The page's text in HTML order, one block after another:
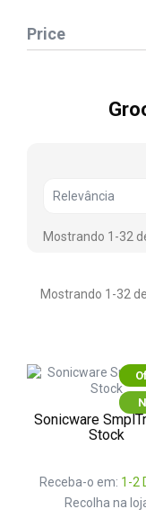
Price
Relevância
Mostrando 1-32
Mostrando 1-32
Sonicware
Stock
Receba-o em: 1-2
Recolha na